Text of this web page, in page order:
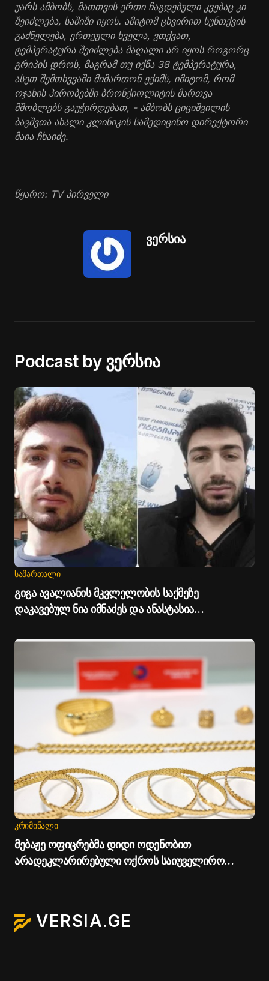
უარს ამბობს, მათთვის ერთი ჩაგდებული კვებაც კი
შეიძლება, საშიში იყოს. ამიტომ ცხვირით სუნთქვის
გაძნელება, ერთეული ხველა, ვთქვათ,
ტემპერატურა შეიძლება მაღალი არ იყოს როგორც
გრიპის დროს, მაგრამ თუ იქნა 38 ტემპერატურა,
ასეთ შემთხვვაში მიმართონ ექიმს, იმიტომ, რომ
ოჯახის პირობებში ბრონქიოლიტის მართვა
მშობლებს გაუჭირდებათ, - ამბობს ციციშვილის
ბავშვთა ახალი კლინიკის სამედიცინო დირექტორი
მაია ჩხაიძე.
წყარო: TV პირველი
ვერსია
Podcast by ვერსია
ᲡᲐᲛᲐᲠᲗᲐᲚᲘ
გიგა ავალიანის მკვლელობის საქმეზე
დაკავებულ ნია იმნაძეს და ანასტასია
ᲙᲠᲘᲛᲘᲜᲐᲚᲘ
მებაჟე ოფიცრებმა დიდი ოდენობით
არადეკლარირებული ოქროს საიუველირო
VERSIA.GE